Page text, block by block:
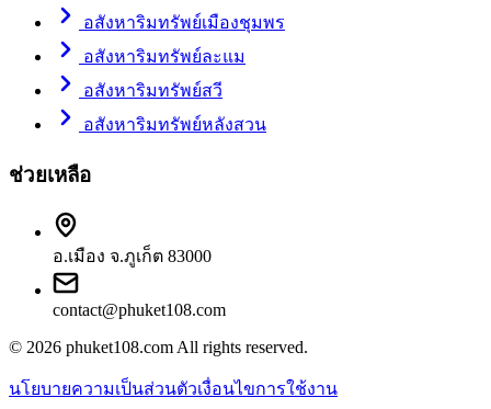
อสังหาริมทรัพย์เมืองชุมพร
อสังหาริมทรัพย์ละแม
อสังหาริมทรัพย์สวี
อสังหาริมทรัพย์หลังสวน
ช่วยเหลือ
อ.เมือง จ.ภูเก็ต 83000
contact@phuket108.com
© 2026 phuket108.com All rights reserved.
นโยบายความเป็นส่วนตัวเงื่อนไขการใช้งาน